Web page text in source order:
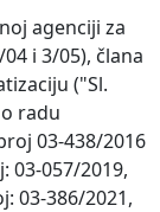
agenciji za
i 3/05), člana
("Sl.
radu
03-438/2016
03-057/2019,
03-386/2021,